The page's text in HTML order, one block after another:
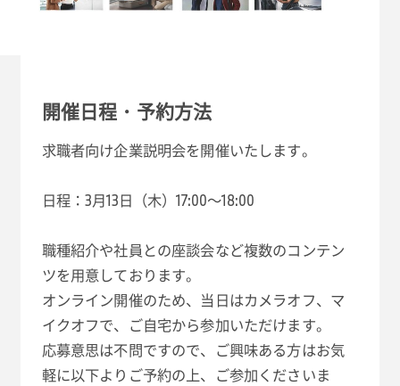
開催日程・予約方法
求職者向け企業説明会を開催いたします。
日程：3月13日（木）17:00～18:00
職種紹介や社員との座談会など複数のコンテン
ツを用意しております。
オンライン開催のため、当日はカメラオフ、マ
イクオフで、ご自宅から参加いただけます。
応募意思は不問ですので、ご興味ある方はお気
軽に以下よりご予約の上、ご参加くださいま